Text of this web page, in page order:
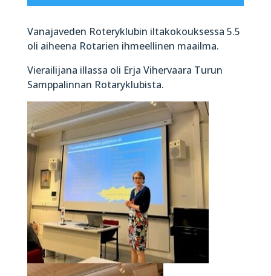
Vanajaveden Roteryklubin iltakokouksessa 5.5
oli aiheena Rotarien ihmeellinen maailma.
Vierailijana illassa oli Erja Vihervaara Turun
Samppalinnan Rotaryklubista.